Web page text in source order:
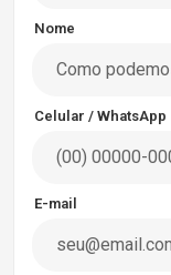
Nome
Celular / WhatsApp
E-mail